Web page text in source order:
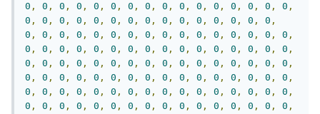
0 , 0 , 0 , 0 , 0 , 0 , 0 , 0 , 0 , 0 , 0 , 0 , 0 , 0 , 0 , 0 ,
0 , 0 , 0 , 0 , 0 , 0 , 0 , 0 , 0 , 0 , 0 , 0 , 0 , 0 , 0 ,
0 , 0 , 0 , 0 , 0 , 0 , 0 , 0 , 0 , 0 , 0 , 0 , 0 , 0 , 0 , 0 ,
0 , 0 , 0 , 0 , 0 , 0 , 0 , 0 , 0 , 0 , 0 , 0 , 0 , 0 , 0 , 0 ,
0 , 0 , 0 , 0 , 0 , 0 , 0 , 0 , 0 , 0 , 0 , 0 , 0 , 0 , 0 , 0 ,
0 , 0 , 0 , 0 , 0 , 0 , 0 , 0 , 0 , 0 , 0 , 0 , 0 , 0 , 0 , 0 ,
0 , 0 , 0 , 0 , 0 , 0 , 0 , 0 , 0 , 0 , 0 , 0 , 0 , 0 , 0 , 0 ,
0 , 0 , 0 , 0 , 0 , 0 , 0 , 0 , 0 , 0 , 0 , 0 , 0 , 0 , 0 , 0 ,